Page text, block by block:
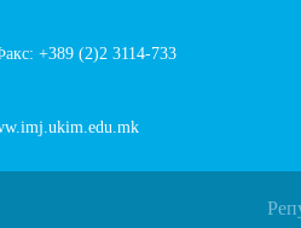
+389 (2)2 3114-733